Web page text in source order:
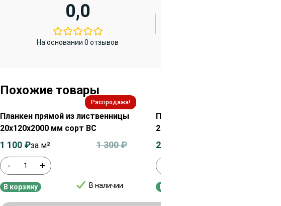
0,0
На основании 0 отзывов
Похожие товары
Распродажа!
Планкен прямой из лиственницы
20х120х2000 мм сорт ВС
- +
В наличии
1 300₽
1 100 ₽за м²
В корзину
Планкен прямой из лиственницы
20х120х2000 мм сорт Экстра
2 900